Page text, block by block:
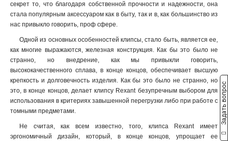
секрет то, что благодаря собственной прочности и надежности, она
стала популярным аксессуаром как в быту, так и в, как большинство из
нас привыкло говорить, проф сфере.
Одной из основных особенностей клипсы, стало быть, является ее,
как многие выражаются, железная конструкция. Как бы это было не
странно, но внедрение, как мы привыкли говорить,
высококачественного сплава, в конце концов, обеспечивает высшую
крепкость и долговечность изделия. Как бы это было не странно, но
это, в конце концов, делает клипсу Rexant безупречным выбором для
использования в критериях завышенной перегрузки либо при работе с
томными предметами.
Не считая, как всем известно, того, клипса Rexant имеет
эргономичный дизайн, который, в конце концов, упрощает ее
Задать вопрос